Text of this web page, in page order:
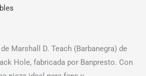
Marshall D. Teach (Barbanegra) de
Hole, fabricada por Banpresto. Con